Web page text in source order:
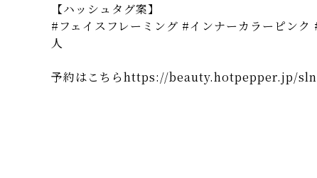
【ハッシュタグ案】
#フェイスフレーミング #インナーカラーピン
人
予約はこちらhttps://beauty.hotpepper.jp/